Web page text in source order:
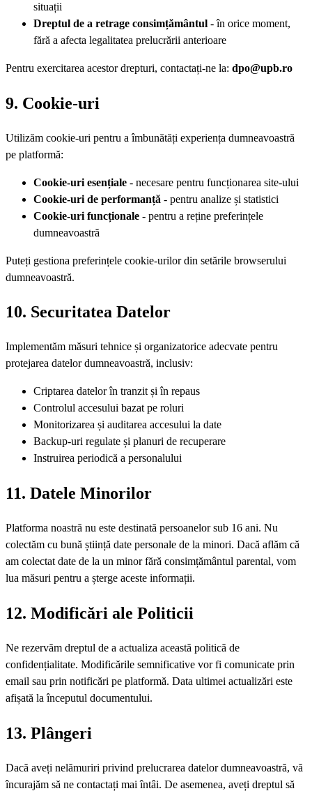
situații
Dreptul de a retrage consimțământul - în orice moment,
fără a afecta legalitatea prelucrării anterioare
Pentru exercitarea acestor drepturi, contactați-ne la: dpo@upb.ro
9. Cookie-uri
Utilizăm cookie-uri pentru a îmbunătăți experiența dumneavoastră
pe platformă:
Cookie-uri esențiale - necesare pentru funcționarea site-ului
Cookie-uri de performanță - pentru analize și statistici
Cookie-uri funcționale - pentru a reține preferințele
dumneavoastră
Puteți gestiona preferințele cookie-urilor din setările browserului
dumneavoastră.
10. Securitatea Datelor
Implementăm măsuri tehnice și organizatorice adecvate pentru
protejarea datelor dumneavoastră, inclusiv:
Criptarea datelor în tranzit și în repaus
Controlul accesului bazat pe roluri
Monitorizarea și auditarea accesului la date
Backup-uri regulate și planuri de recuperare
Instruirea periodică a personalului
11. Datele Minorilor
Platforma noastră nu este destinată persoanelor sub 16 ani. Nu
colectăm cu bună știință date personale de la minori. Dacă aflăm că
am colectat date de la un minor fără consimțământul parental, vom
lua măsuri pentru a șterge aceste informații.
12. Modificări ale Politicii
Ne rezervăm dreptul de a actualiza această politică de
confidențialitate. Modificările semnificative vor fi comunicate prin
email sau prin notificări pe platformă. Data ultimei actualizări este
afișată la începutul documentului.
13. Plângeri
Dacă aveți nelămuriri privind prelucrarea datelor dumneavoastră, vă
încurajăm să ne contactați mai întâi. De asemenea, aveți dreptul să